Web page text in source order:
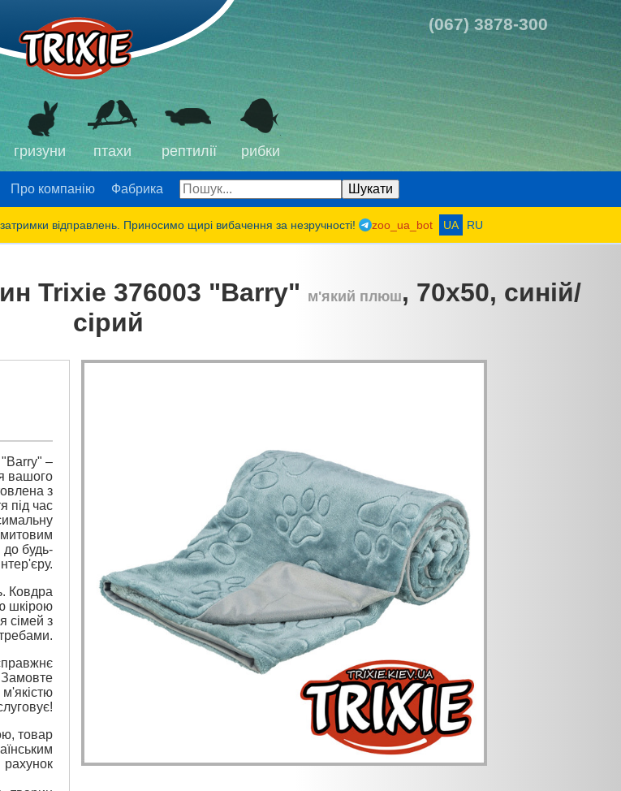
(067) 3878-300
гризуни птахи рептилії рибки
Про компанію Фабрика
відправлень. Приносимо щирі вибачення за незручності! zoo_ua_bot UA RU
Trixie 376003 "Barry" м'який плюш, 70х50, синій/
сірий
–
вашого
з
під час
будь-
Ковдра
шкірою
сімей з
товар